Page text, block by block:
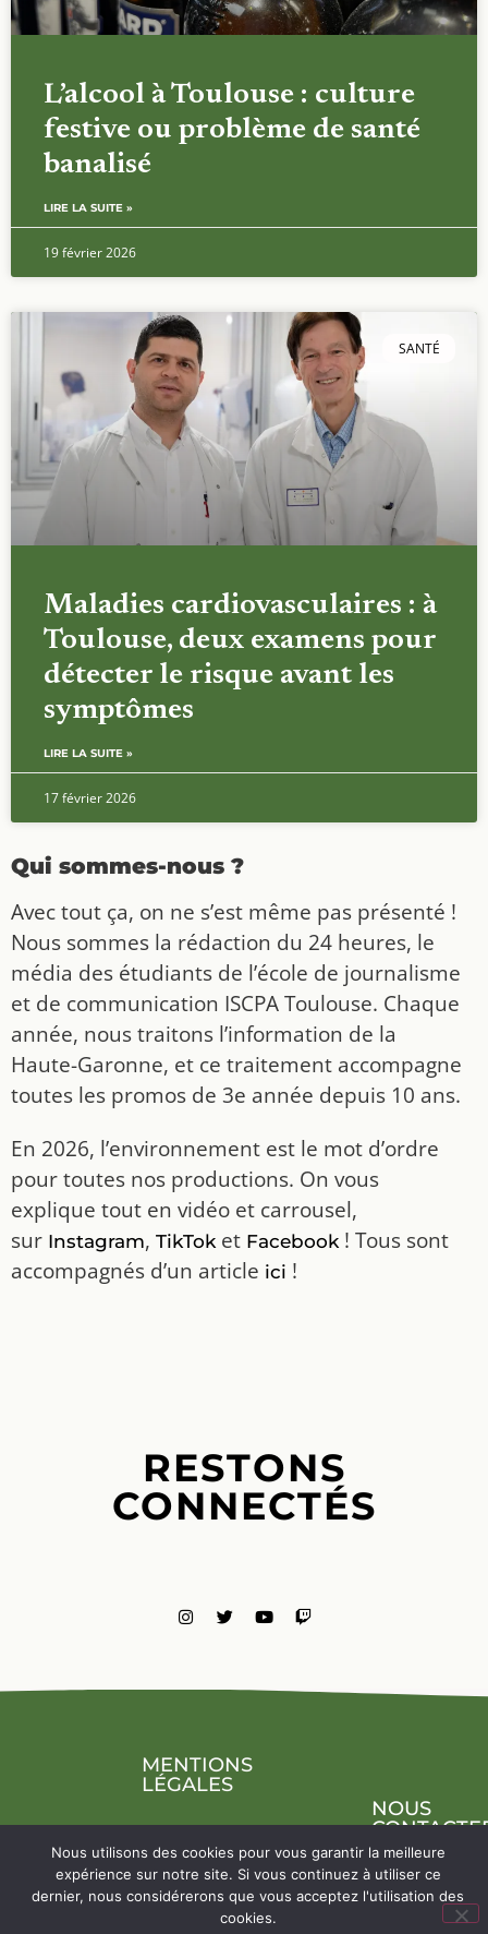
L’alcool à Toulouse : culture
festive ou problème de santé
banalisé
LIRE LA SUITE »
19 février 2026
SANTÉ
Maladies cardiovasculaires : à
Toulouse, deux examens pour
détecter le risque avant les
symptômes
LIRE LA SUITE »
17 février 2026
Qui sommes-nous ?
Avec tout ça, on ne s’est même pas présenté !
Nous sommes la rédaction du 24 heures, le
média des étudiants de l’école de journalisme
et de communication ISCPA Toulouse. Chaque
année, nous traitons l’information de la
Haute-Garonne, et ce traitement accompagne
toutes les promos de 3e année depuis 10 ans.
En 2026, l’environnement est le mot d’ordre
pour toutes nos productions. On vous
explique tout en vidéo et carrousel,
sur Instagram, TikToket Facebook! Tous sont
accompagnés d’un article ici !
RESTONS
CONNECTÉS
MENTIONS
LÉGALES
NOUS
Nous utilisons des cookies pour vous garantir la meilleure
expérience sur notre site. Si vous continuez à utiliser ce
dernier, nous considérerons que vous acceptez l'utilisation des
cookies.